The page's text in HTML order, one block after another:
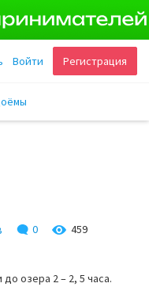
Регистрация
Войти
0 459
озера 2 – 2, 5 часа.